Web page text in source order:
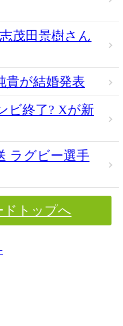
茂田景樹さん
貴が結婚発表
ビ終了? Xが新
ラグビー選手
ドトップへ